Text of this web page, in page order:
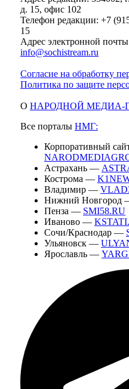
д. 15, офис 102
Телефон редакции: +7
15
Адрес электронной
info@sochistream.ru
Согласие на обработку
Политика по защите
О НАРОДНОЙ МЕДИА-
Все порталы НМГ:
Корпоративный
Астрахань —
Кострома —
Владимир —
Нижний Новгород
Пенза — SMI58.RU
Иваново —
Сочи/Краснодар —
Ульяновск —
Ярославль —